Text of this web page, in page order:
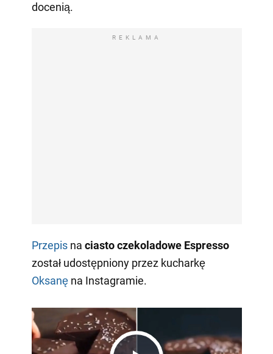
docenią.
REKLAMA
Przepisna ciasto czekoladowe Espresso
został udostępniony przez kucharkę
Oksanęna Instagramie.